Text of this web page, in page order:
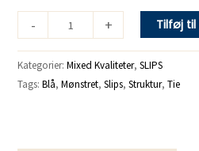
- + Tilføj til
Kategorier:Mixed Kvaliteter,SLIPS
Tags:Blå,Mønstret,Slips,Struktur,Tie